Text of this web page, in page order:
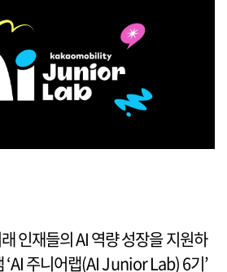
인재들의 AI 역량 성장을 지원하
‘AI 주니어랩(AI Junior Lab) 6기’